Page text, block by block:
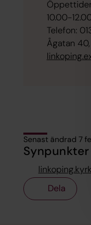
10.00-
Telefon:
Ågatan
Senast ändrad 7
Dela